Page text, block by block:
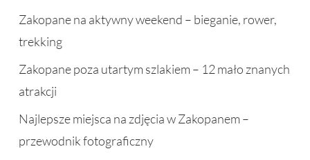
Zakopane na aktywny weekend – bieganie, rower,
trekking
Zakopane poza utartym szlakiem – 12 mało znanych
atrakcji
Najlepsze miejsca na zdjęcia w Zakopanem –
przewodnik fotograficzny